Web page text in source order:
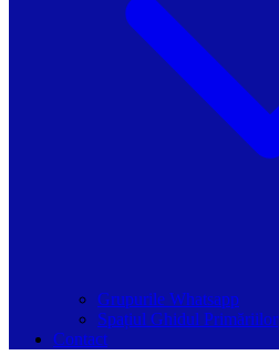
Grupurile Whatsapp
Spațiul Ghidul Primăriilor
Contact